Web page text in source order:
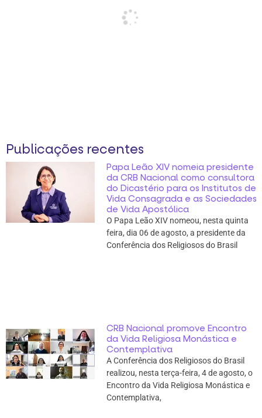
Publicações recentes
Papa Leão XIV nomeia presidente
da CRB Nacional como consultora
do Dicastério para os Institutos de
Vida Consagrada e as Sociedades
de Vida Apostólica
O Papa Leão XIV nomeou, nesta quinta
feira, dia 06 de agosto, a presidente da
Conferência dos Religiosos do Brasil
CRB Nacional promove Encontro
da Vida Religiosa Monástica e
Contemplativa
A Conferência dos Religiosos do Brasil
realizou, nesta terça-feira, 4 de agosto, o
Encontro da Vida Religiosa Monástica e
Contemplativa,